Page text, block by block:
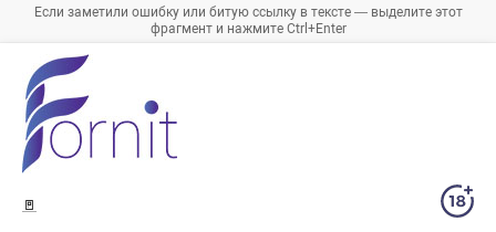
Если заметили ошибку или битую ссылку в тексте — выделите этот
фрагмент и нажмите Ctrl+Enter
🚪